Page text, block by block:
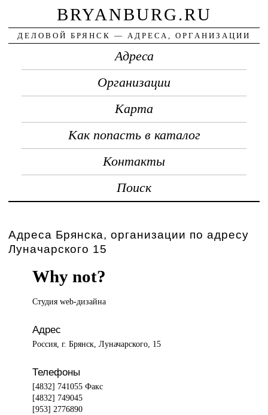
BRYANBURG.RU
ДЕЛОВОЙ БРЯНСК — АДРЕСА, ОРГАНИЗАЦИИ
Адреса
Организации
Карта
Как попасть в каталог
Контакты
Поиск
Адреса Брянска, организации по адресу
Луначарского 15
Why not?
Студия web-дизайна
Адрес
Россия, г. Брянск, Луначарского, 15
Телефоны
[4832] 741055 Факс
[4832] 749045
[953] 2776890